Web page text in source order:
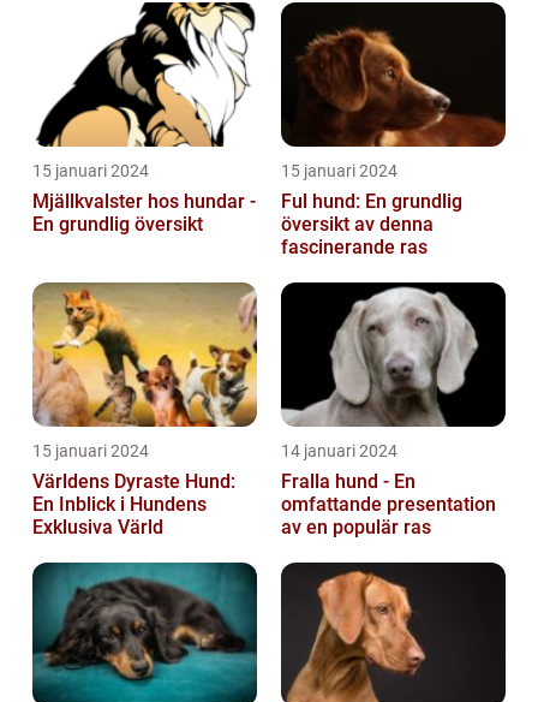
15 januari 2024
Mjällkvalster hos hundar -
En grundlig översikt
15 januari 2024
Ful hund: En grundlig
översikt av denna
fascinerande ras
15 januari 2024
Världens Dyraste Hund:
En Inblick i Hundens
Exklusiva Värld
14 januari 2024
Fralla hund - En
omfattande presentation
av en populär ras